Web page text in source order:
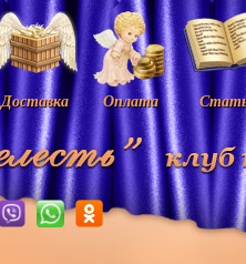
Доставка Оплата